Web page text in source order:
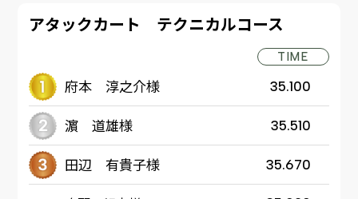
アタックカート テクニカルコース
TIME
府本 淳之介様 35.100
濵 道雄様 35.510
田辺 有貴子様 35.670